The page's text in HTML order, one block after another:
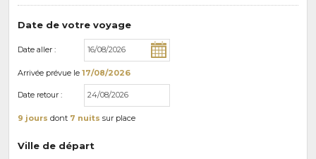
Date de votre voyage
Date aller :
Arrivée prévue le 17/08/2026
Date retour :
9 jours dont 7 nuits sur place
Ville de départ